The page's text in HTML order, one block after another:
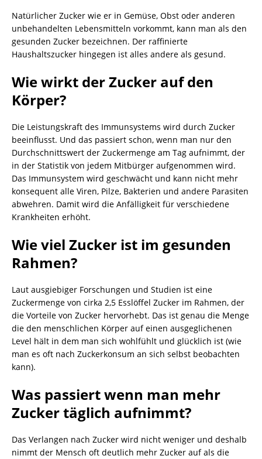
Natürlicher Zucker wie er in Gemüse, Obst oder anderen
unbehandelten Lebensmitteln vorkommt, kann man als den
gesunden Zucker bezeichnen. Der raffinierte
Haushaltszucker hingegen ist alles andere als gesund.
Wie wirkt der Zucker auf den
Körper?
Die Leistungskraft des Immunsystems wird durch Zucker
beeinflusst. Und das passiert schon, wenn man nur den
Durchschnittswert der Zuckermenge am Tag aufnimmt, der
in der Statistik von jedem Mitbürger aufgenommen wird.
Das Immunsystem wird geschwächt und kann nicht mehr
konsequent alle Viren, Pilze, Bakterien und andere Parasiten
abwehren. Damit wird die Anfälligkeit für verschiedene
Krankheiten erhöht.
Wie viel Zucker ist im gesunden
Rahmen?
Laut ausgiebiger Forschungen und Studien ist eine
Zuckermenge von cirka 2,5 Esslöffel Zucker im Rahmen, der
die Vorteile von Zucker hervorhebt. Das ist genau die Menge
die den menschlichen Körper auf einen ausgeglichenen
Level hält in dem man sich wohlfühlt und glücklich ist (wie
man es oft nach Zuckerkonsum an sich selbst beobachten
kann).
Was passiert wenn man mehr
Zucker täglich aufnimmt?
Das Verlangen nach Zucker wird nicht weniger und deshalb
nimmt der Mensch oft deutlich mehr Zucker auf als die